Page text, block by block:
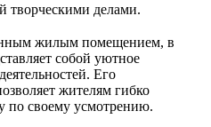
творческими делами.
жилым помещением, в
собой уютное
Его
жителям гибко
по своему усмотрению.